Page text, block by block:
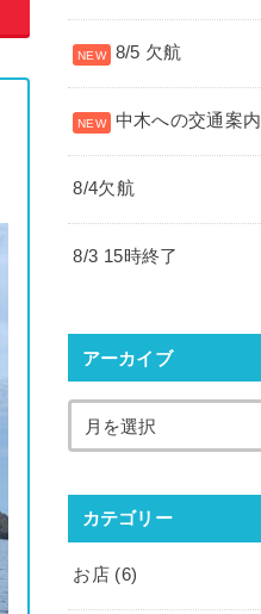
8/5 欠航
中木への交通案内
8/4欠航
8/3 15時終了
アーカイブ
カテゴリー
お店 (6)